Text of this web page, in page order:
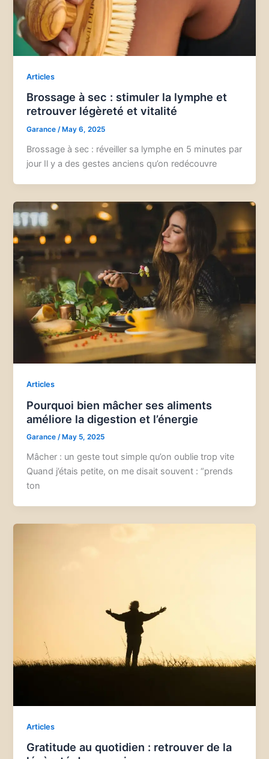
Articles
Brossage à sec : stimuler la lymphe et
retrouver légèreté et vitalité
Garance/ May 6, 2025
Brossage à sec : réveiller sa lymphe en 5 minutes par
jour Il y a des gestes anciens qu’on redécouvre
Articles
Pourquoi bien mâcher ses aliments
améliore la digestion et l’énergie
Garance/ May 5, 2025
Mâcher : un geste tout simple qu’on oublie trop vite
Quand j’étais petite, on me disait souvent : “prends
ton
Articles
Gratitude au quotidien : retrouver de la